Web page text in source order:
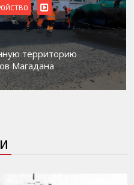
территорию
Магадана